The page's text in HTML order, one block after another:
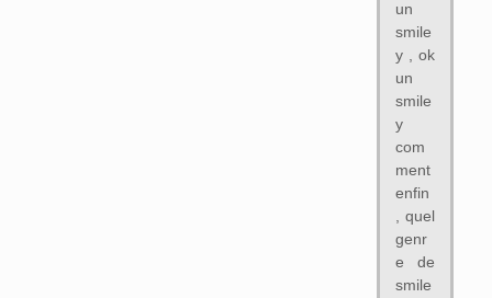
un
smile
y , ok
un
smile
y
com
ment
enfin
, quel
genr
e de
smile